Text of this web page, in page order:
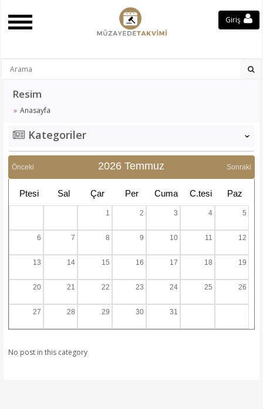
Giriş
Resim
Anasayfa
Kategoriler ‹
Önceki 2026 Temmuz Sonraki
Ptesi Sal Çar Per Cuma C.tesi Paz
1 2 3 4 5
6 7 8 9 10 11 12
13 14 15 16 17 18 19
20 21 22 23 24 25 26
27 28 29 30 31
No post in this category